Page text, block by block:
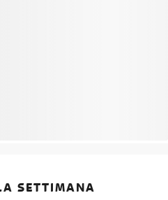
SETTIMANA